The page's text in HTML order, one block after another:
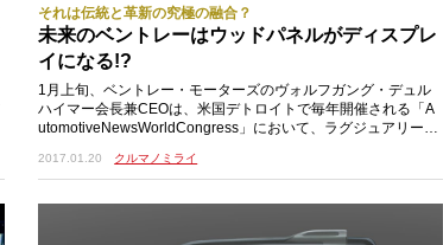
それは伝統と革新の究極の融合？
未来のベントレーはウッドパネルがディスプレ
イになる!?
1月上旬、ベントレー・モーターズのヴォルフガング・デュル
ハイマー会長兼CEOは、米国デトロイトで毎年開催される「A
utomotiveNewsWorldCongress」において、ラグジュアリーモ
2017.01.20 クルマノミライ